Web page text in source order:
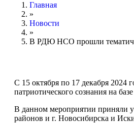
Главная
»
Новости
»
В РДЮ НСО прошли
С 15 октября по 17 декабря 2024
патриотического сознания
В данном мероприятии приняли
районов и г. Новосибирска и